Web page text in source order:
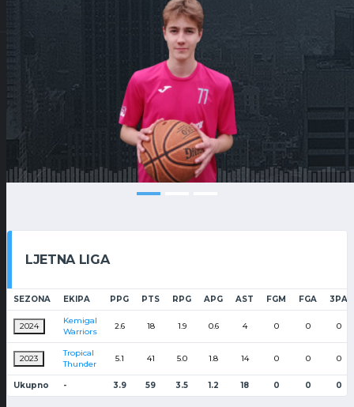
LJETNA LIGA
SEZONA EKIPA PPG PTS RPG APG AST FGM FGA 3PA
2024
Kemigal
Warriors
2.6 18 1.9 0.6 4 0 0 0
2023
Tropical
Thunder
5.1 41 5.0 1.8 14 0 0 0
Ukupno - 3.9 59 3.5 1.2 18 0 0 0